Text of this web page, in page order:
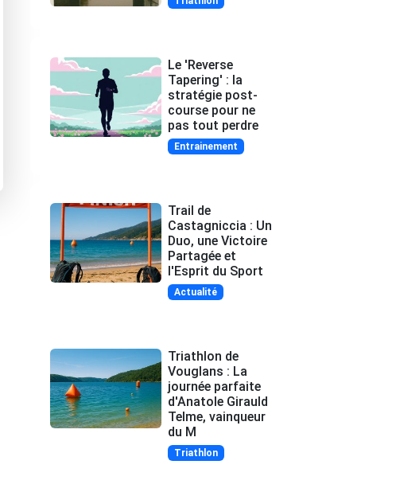
Le 'Reverse
Tapering' : la
stratégie post-
course pour ne
pas tout perdre
Entrainement
Trail de
Castagniccia : Un
Duo, une Victoire
Partagée et
l'Esprit du Sport
Actualité
Triathlon de
Vouglans : La
journée parfaite
d'Anatole Girauld
Telme, vainqueur
du M
Triathlon